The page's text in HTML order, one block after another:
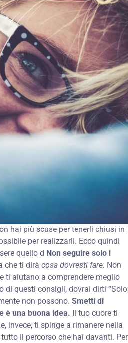
hai più scuse per tenerli chiusi in
per realizzarli. Ecco quindi
quello d Non seguire solo i
che ti dirà cosa dovresti fare. Non
ti aiutano a comprendere meglio
di questi consigli, dovrai dirti “Solo
non possono. Smetti di
è una buona idea. Il tuo cuore ti
invece, ti spinge a rimanere nella
il percorso che hai davanti. Per